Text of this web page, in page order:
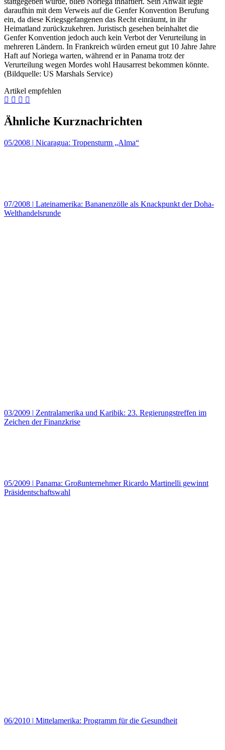
daraufhin mit dem Verweis auf die Genfer Konvention Berufung
ein, da diese Kriegsgefangenen das Recht einräumt, in ihr
Heimatland zurückzukehren. Juristisch gesehen beinhaltet die
Genfer Konvention jedoch auch kein Verbot der Verurteilung in
mehreren Ländern. In Frankreich würden erneut gut 10 Jahre Jahre
Haft auf Noriega warten, während er in Panama trotz der
Verurteilung wegen Mordes wohl Hausarrest bekommen könnte.
(Bildquelle: US Marshals Service)
Artikel empfehlen
Ähnliche Kurznachrichten
05/2008 | Nicaragua: Tropensturm „Alma“
07/2008 | Lateinamerika: Bananenzölle als Knackpunkt der Doha-
Welthandelsrunde
03/2009 | Zentralamerika und Karibik: 23. Regierungstreffen im
Zeichen der Finanzkrise
05/2009 | Panama: Großunternehmer Ricardo Martinelli gewinnt
Präsidentschaftswahl
06/2010 | Mittelamerika: Programm für die Gesundheit